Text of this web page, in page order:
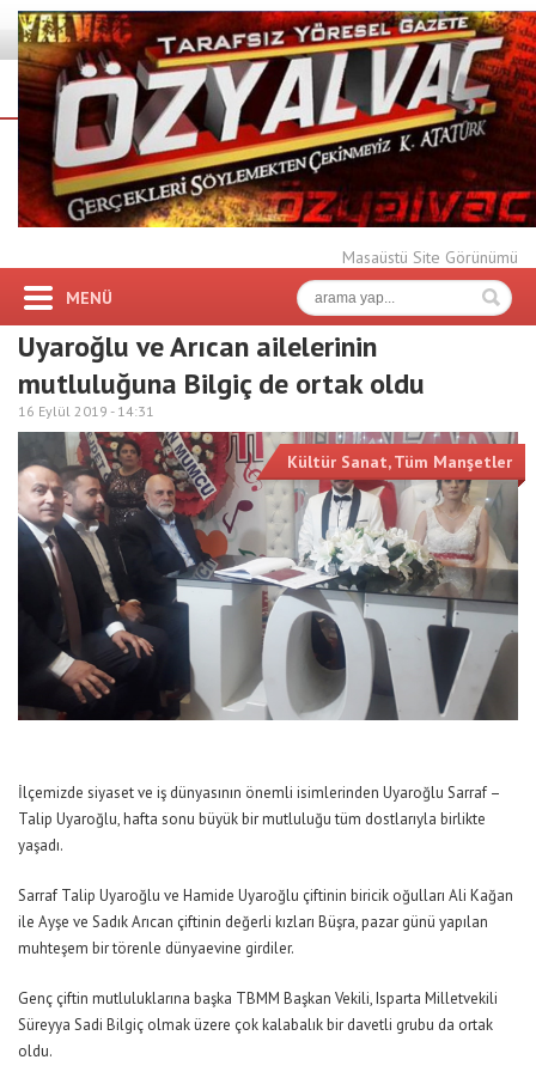
Masaüstü Site Görünümü
MENÜ
Uyaroğlu ve Arıcan ailelerinin
mutluluğuna Bilgiç de ortak oldu
16 Eylül 2019 - 14:31
Kültür Sanat,Tüm Manşetler
İlçemizde siyaset ve iş dünyasının önemli isimlerinden Uyaroğlu Sarraf –
Talip Uyaroğlu, hafta sonu büyük bir mutluluğu tüm dostlarıyla birlikte
yaşadı.
Sarraf Talip Uyaroğlu ve Hamide Uyaroğlu çiftinin biricik oğulları Ali Kağan
ile Ayşe ve Sadık Arıcan çiftinin değerli kızları Büşra, pazar günü yapılan
muhteşem bir törenle dünyaevine girdiler.
Genç çiftin mutluluklarına başka TBMM Başkan Vekili, Isparta Milletvekili
Süreyya Sadi Bilgiç olmak üzere çok kalabalık bir davetli grubu da ortak
oldu.